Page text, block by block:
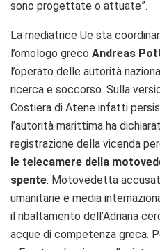
sono progettate o attuate”.
La mediatrice Ue sta
l’omologo greco Andreas
l’operato delle autorità
ricerca e soccorso. Sulla
Costiera di Atene infatti
l’autorità marittima ha
registrazione della vicenda
le telecamere della
spente. Motovedetta
umanitarie e media
il ribaltamento dell’Adriana
acque di competenza greca.